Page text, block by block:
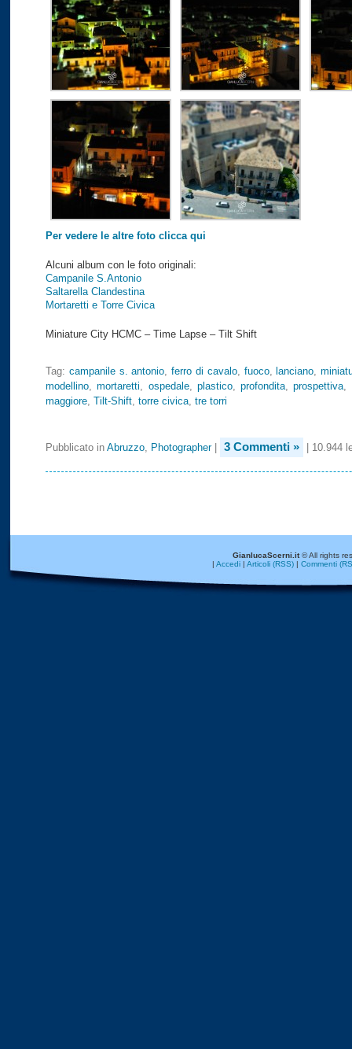
Per vedere le altre foto clicca qui
Alcuni album con le foto originali:
Campanile S.Antonio
Saltarella Clandestina
Mortaretti e Torre Civica
Miniature City HCMC – Time Lapse – Tilt Shift
Tag: campanile s. antonio,ferro di cavalo, fuoco, lanciano,
modellino,mortaretti, ospedale, plastico,profondita,prospettiva,
maggiore, Tilt-Shift, torre civica, tre torri
Pubblicato in Abruzzo, Photographer| 3 Commenti » | 10.944
GianlucaScerni.it© All rights
| Accedi| Articoli (RSS)| Commenti